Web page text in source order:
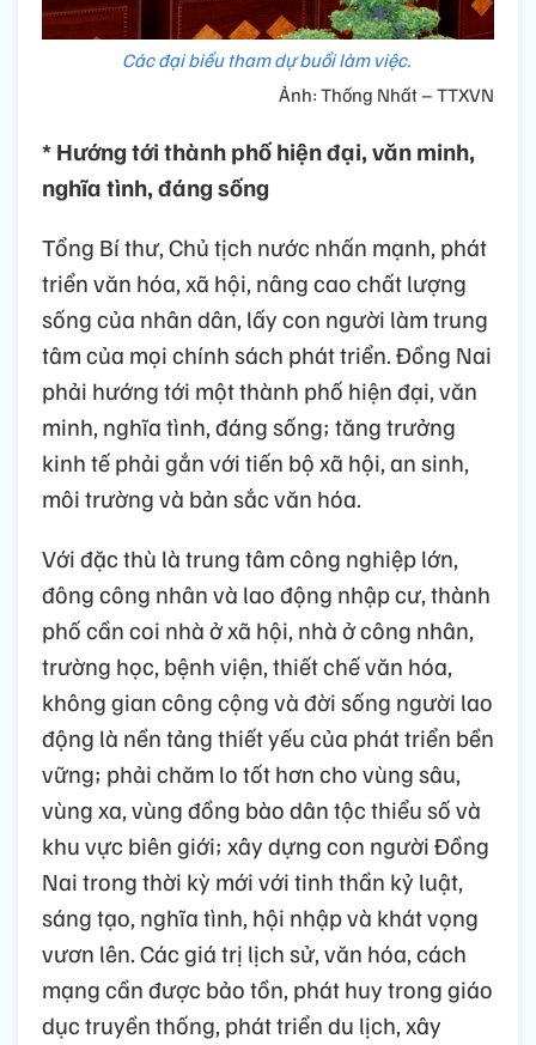
Các đại biểu tham dự buổi làm việc.
Ảnh: Thống Nhất – TTXVN
* Hướng tới thành phố hiện đại, văn minh,
nghĩa tình, đáng sống
Tổng Bí thư, Chủ tịch nước nhấn mạnh, phát
triển văn hóa, xã hội, nâng cao chất lượng
sống của nhân dân, lấy con người làm trung
tâm của mọi chính sách phát triển. Đồng Nai
phải hướng tới một thành phố hiện đại, văn
minh, nghĩa tình, đáng sống; tăng trưởng
kinh tế phải gắn với tiến bộ xã hội, an sinh,
môi trường và bản sắc văn hóa.
Với đặc thù là trung tâm công nghiệp lớn,
đông công nhân và lao động nhập cư, thành
phố cần coi nhà ở xã hội, nhà ở công nhân,
trường học, bệnh viện, thiết chế văn hóa,
không gian công cộng và đời sống người lao
động là nền tảng thiết yếu của phát triển bền
vững; phải chăm lo tốt hơn cho vùng sâu,
vùng xa, vùng đồng bào dân tộc thiểu số và
khu vực biên giới; xây dựng con người Đồng
Nai trong thời kỳ mới với tinh thần kỷ luật,
sáng tạo, nghĩa tình, hội nhập và khát vọng
vươn lên. Các giá trị lịch sử, văn hóa, cách
mạng cần được bảo tồn, phát huy trong giáo
dục truyền thống, phát triển du lịch, xây